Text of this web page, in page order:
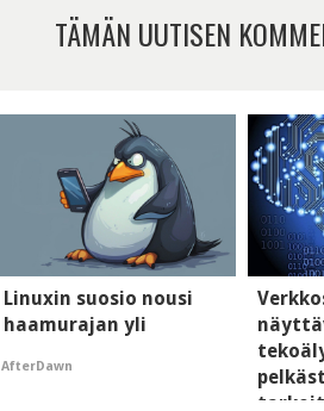
TÄMÄN UUTISEN
Linuxin suosio nousi
haamurajan yli
AfterDawn